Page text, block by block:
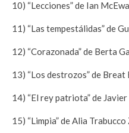
10) “Lecciones” de Ian
11) “Las tempestálidas” de
12) “Corazonada” de Berta
13) “Los destrozos” de Breat
14) “El rey patriota” de
15) “Limpia” de Alia Trabucco